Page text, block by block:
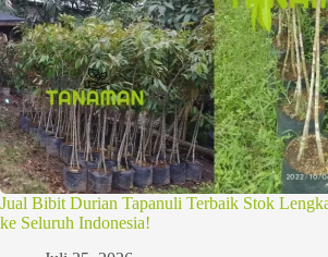
Jual Bibit Durian Tapanuli Terbaik Stok
ke Seluruh Indonesia!